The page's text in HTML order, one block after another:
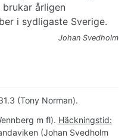
årligen
i sydligaste Sverige.
Johan Svedholm
(Tony Norman).
m fl). Häckningstid:
(Johan Svedholm